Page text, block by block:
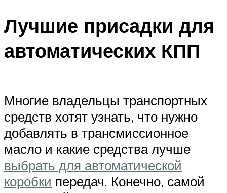
Лучшие присадки для
автоматических КПП
Многие владельцы транспортных
средств хотят узнать, что нужно
добавлять в трансмиссионное
масло и какие средства лучше
выбрать для автоматической
коробки передач. Конечно, самой